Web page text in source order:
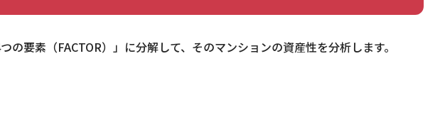
要素（FACTOR）」に分解して、そのマンションの資産性を分析します。